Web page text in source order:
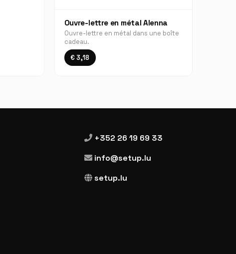
Ouvre-lettre en métal Alenna
Ouvre-lettre en métal dans une boîte
cadeau.
€ 3,18
+352 26 19 69 33
info@setup.lu
setup.lu